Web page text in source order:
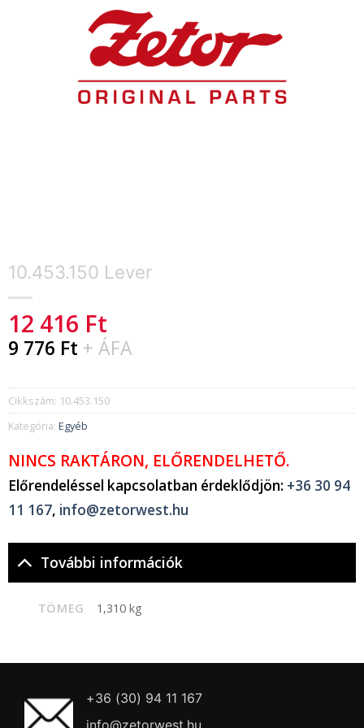
10.453.150 Lever
12 416 Ft
9 776 Ft + ÁFA
Cikkszám: 10.453.150
Kategória: Egyéb
NINCS RAKTÁRON, ELŐRENDELHETŐ.
Előrendeléssel kapcsolatban érdeklődjön: +36 30 94
11 167, info@zetorwest.hu
További információk
TÖMEG 1,310 kg
+36 (30) 94 11 167